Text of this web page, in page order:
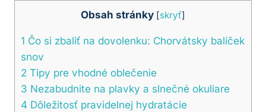
Obsah stránky [skryť]
1 Čo si zbaliť na dovolenku: Chorvátsky balíček
snov
2 Tipy pre vhodné oblečenie
3 Nezabudnite na plavky a slnečné okuliare
4 Dôležitosť pravidelnej hydratácie